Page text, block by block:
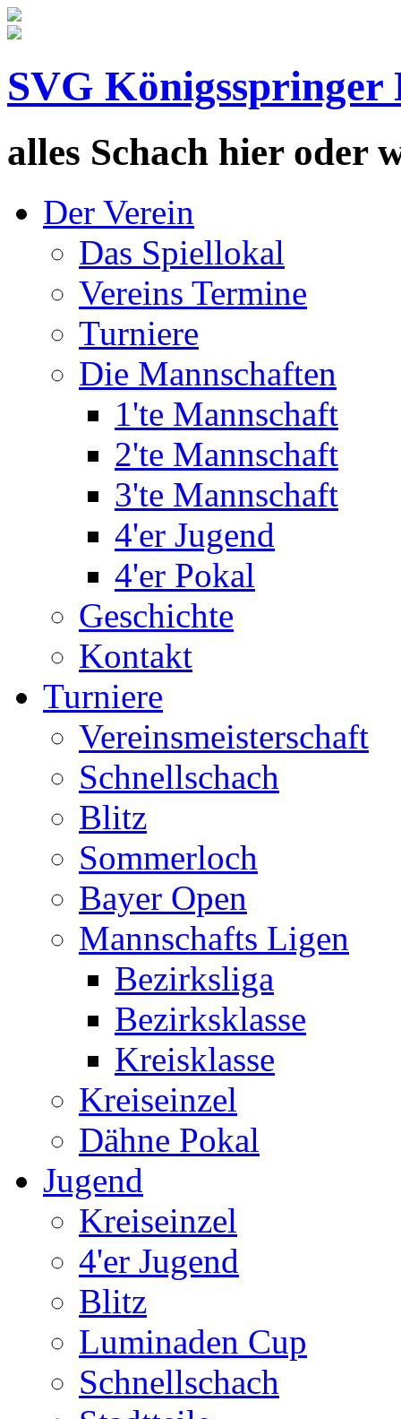
SVG Königsspringer
alles Schach hier oder
Der Verein
Das Spiellokal
Vereins Termine
Turniere
Die Mannschaften
1'te Mannschaft
2'te Mannschaft
3'te Mannschaft
4'er Jugend
4'er Pokal
Geschichte
Kontakt
Turniere
Vereinsmeisterschaft
Schnellschach
Blitz
Sommerloch
Bayer Open
Mannschafts Ligen
Bezirksliga
Bezirksklasse
Kreisklasse
Kreiseinzel
Dähne Pokal
Jugend
Kreiseinzel
4'er Jugend
Blitz
Luminaden Cup
Schnellschach